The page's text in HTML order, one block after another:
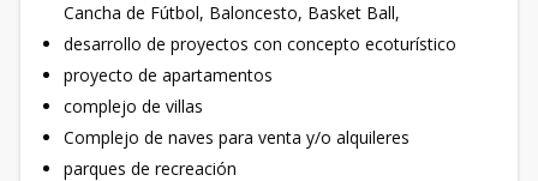
Cancha de Fútbol, Baloncesto, Basket Ball,
desarrollo de proyectos con concepto ecoturístico
proyecto de apartamentos
complejo de villas
Complejo de naves para venta y/o alquileres
parques de recreación